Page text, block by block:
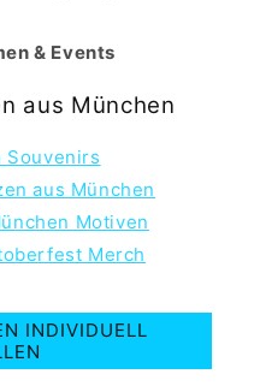
& Events
aus München
Souvenirs
aus München
Motiven
Merch
INDIVIDUELL